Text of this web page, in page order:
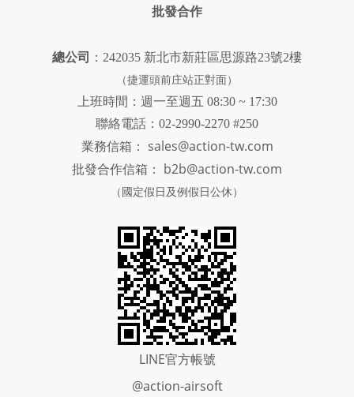
批發合作
總公司 ：242035 新北市新莊區思源路23號2樓
（捷運頭前庄站正對面）
上班時間：週一至週五 08:30 ~ 17:30
聯絡電話：02-2990-2270 #250
業務信箱： sales@action-tw.com
批發合作信箱： b2b@action-tw.com
（國定假日及例假日公休）
LINE官方帳號
@action-airsoft